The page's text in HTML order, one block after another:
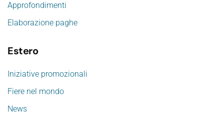
Approfondimenti
Elaborazione paghe
Estero
Iniziative promozionali
Fiere nel mondo
News